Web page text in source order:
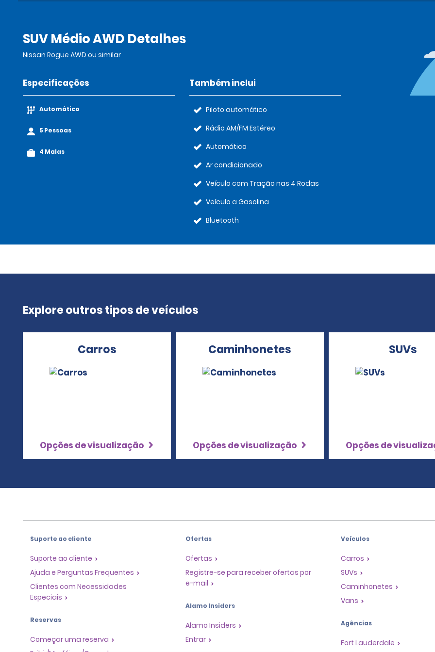
SUV Médio AWD Detalhes
Nissan Rogue AWD ou similar
Especificações
Automático
5 Pessoas
4 Malas
Também inclui
Piloto automático
Rádio AM/FM Estéreo
Automático
Ar condicionado
Veículo com Tração nas 4 Rodas
Veículo a Gasolina
Bluetooth
Explore outros tipos de veículos
Carros
Opções de visualização
Caminhonetes
Opções de visualização
SUVs
Opções de
Suporte ao cliente
Suporte ao cliente
Ajuda e Perguntas Frequentes
Clientes com Necessidades
Especiais
Reservas
Começar uma reserva
Ofertas
Ofertas
Registre-se para receber ofertas por
e-mail
Alamo Insiders
Alamo Insiders
Entrar
Veículos
Carros
SUVs
Caminhonetes
Vans
Agências
Fort Lauderdale